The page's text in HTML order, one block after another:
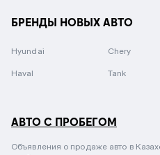
БРЕНДЫ НОВЫХ АВТО
Hyundai Chery
Haval Tank
АВТО С ПРОБЕГОМ
Объявления о продаже авто в